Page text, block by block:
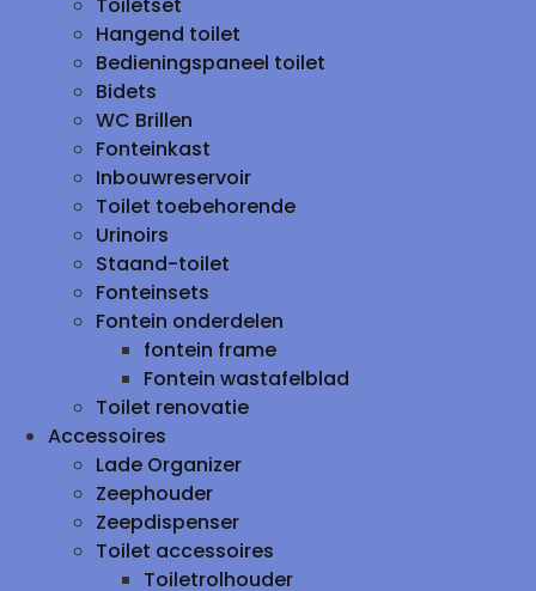
Hangend toilet
Bedieningspaneel toilet
Bidets
WC Brillen
Fonteinkast
Inbouwreservoir
Toilet toebehorende
Urinoirs
Staand-toilet
Fonteinsets
Fontein onderdelen
fontein frame
Fontein wastafelblad
Toilet renovatie
Accessoires
Lade Organizer
Zeephouder
Zeepdispenser
Toilet accessoires
Toiletrolhouder